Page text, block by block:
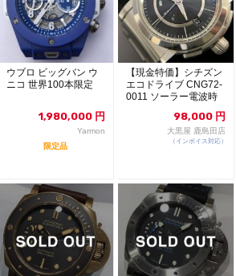
ウブロ ビッグバン ウ
ニコ 世界100本限定
1,980,000 円
Yarmon
限定品
【現金特価】シチズン
エコドライブ CNG72-
0011 ソーラー電波時
98,000 円
大黒屋 鹿島田店
（インボイス対応）